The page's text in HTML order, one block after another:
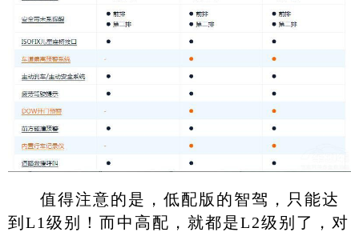
值得注意的是，低配版的智驾，只能达
到L1级别！而中高配，就都是L2级别了，对